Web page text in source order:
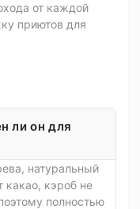
от каждой
приютов для
ли он для
натуральный
какао, кэроб не
полностью